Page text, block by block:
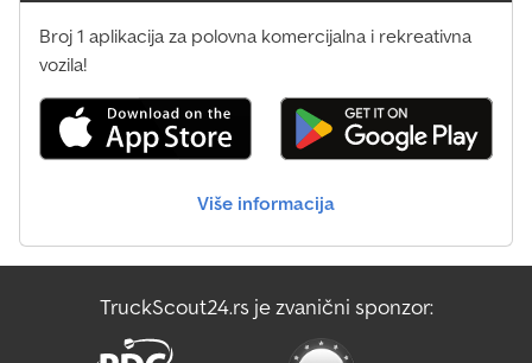
Broj 1 aplikacija za polovna komercijalna i rekreativna
vozila!
Više informacija
TruckScout24.rs je zvanični sponzor: